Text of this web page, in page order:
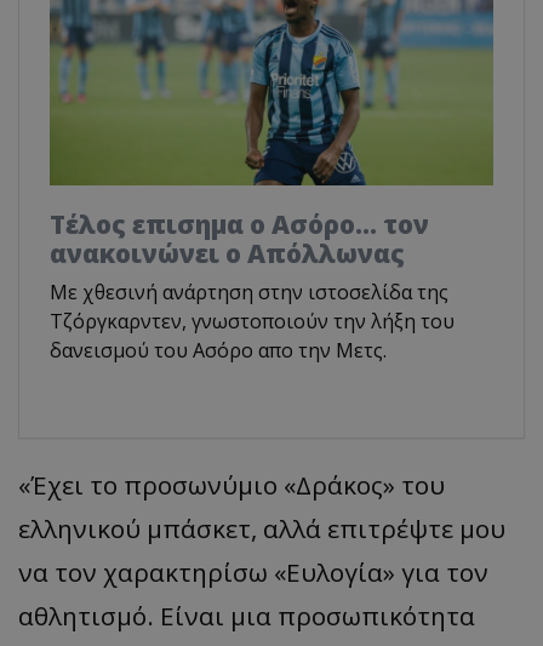
Tέλος επισημα ο Ασόρο... τον
ανακοινώνει ο Απόλλωνας
Με χθεσινή ανάρτηση στην ιστοσελίδα της
Τζόργκαρντεν, γνωστοποιούν την λήξη του
δανεισμού του Ασόρο απο την Μετς.
«Έχει το προσωνύμιο «Δράκος» του
ελληνικού μπάσκετ, αλλά επιτρέψτε μου
να τον χαρακτηρίσω «Ευλογία» για τον
αθλητισμό. Είναι μια προσωπικότητα